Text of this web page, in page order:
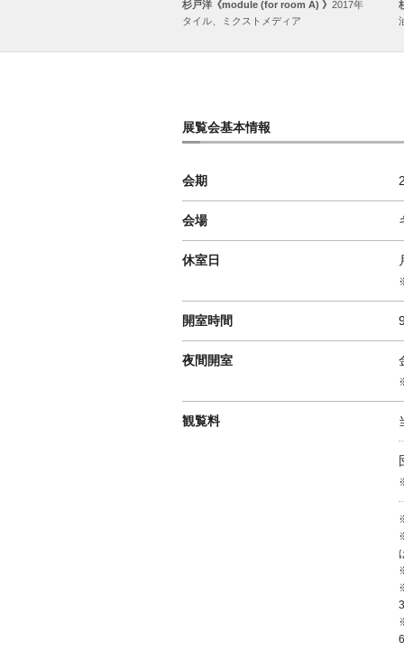
杉戸洋《module (for room A) 》 2017年
タイル、ミクストメディア
展覧会基本情報
会期
会場
休室日
開室時間
夜間開室
観覧料